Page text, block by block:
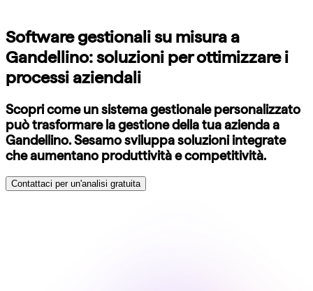
Software gestionali su misura a
Gandellino: soluzioni per ottimizzare i
processi aziendali
Scopri come un sistema gestionale personalizzato
può trasformare la gestione della tua azienda a
Gandellino. Sesamo sviluppa soluzioni integrate
che aumentano produttività e competitività.
Contattaci per un'analisi gratuita